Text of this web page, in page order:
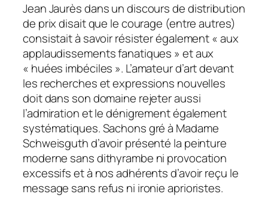
Jean Jaurès dans un discours de distribution
de prix disait que le courage (entre autres)
consistait à savoir résister également « aux
applaudissements fanatiques » et aux
« huées imbéciles ». L’amateur d’art devant
les recherches et expressions nouvelles
doit dans son domaine rejeter aussi
l’admiration et le dénigrement également
systématiques. Sachons gré à Madame
Schweisguth d’avoir présenté la peinture
moderne sans dithyrambe ni provocation
excessifs et à nos adhérents d’avoir reçu le
message sans refus ni ironie aprioristes.